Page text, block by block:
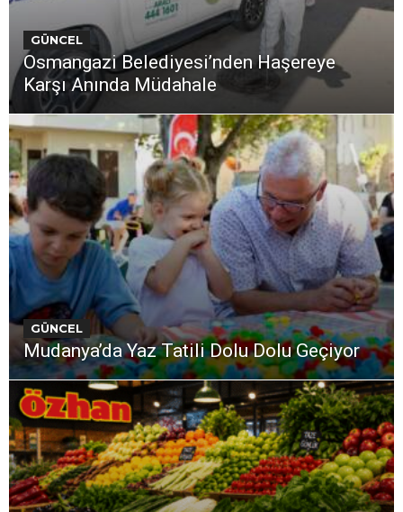
GÜNCEL
Osmangazi Belediyesi’nden Haşereye
Karşı Anında Müdahale
GÜNCEL
Mudanya’da Yaz Tatili Dolu Dolu Geçiyor